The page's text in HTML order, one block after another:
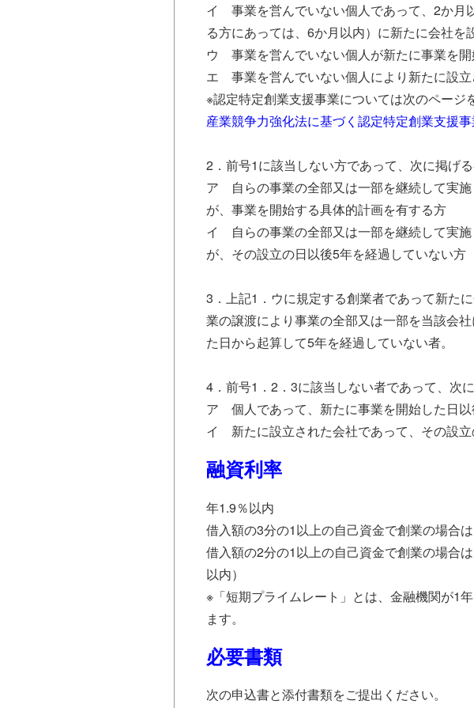
イ 事業を営んでいない個人であって、2か月
る方にあっては、6か月以内）に新たに会社
ウ 事業を営んでいない個人が新たに事業を
エ 事業を営んでいない個人により新たに設
※認定特定創業支援事業については次のページ
産業競争力強化法に基づく認定特定創業支援
2．前号1に該当しない方であって、次に掲げ
ア 自らの事業の全部又は一部を継続して実
が、事業を開始する具体的計画を有する方
イ 自らの事業の全部又は一部を継続して実
が、その設立の日以後5年を経過していない方
3．上記1．ウに規定する創業者であって新た
業の譲渡により事業の全部又は一部を当該会
た日から起算して5年を経過していない者。
4．前号1．2．3に該当しない者であって、次
ア 個人であって、新たに事業を開始した日
イ 新たに設立された会社であって、その設
融資利率
年1.9％以内
借入額の3分の1以上の自己資金で創業の場合
借入額の2分の1以上の自己資金で創業の場合
以内）
※「短期プライムレート」とは、金融機関が1
ます。
必要書類
次の申込書と添付書類をご提出ください。